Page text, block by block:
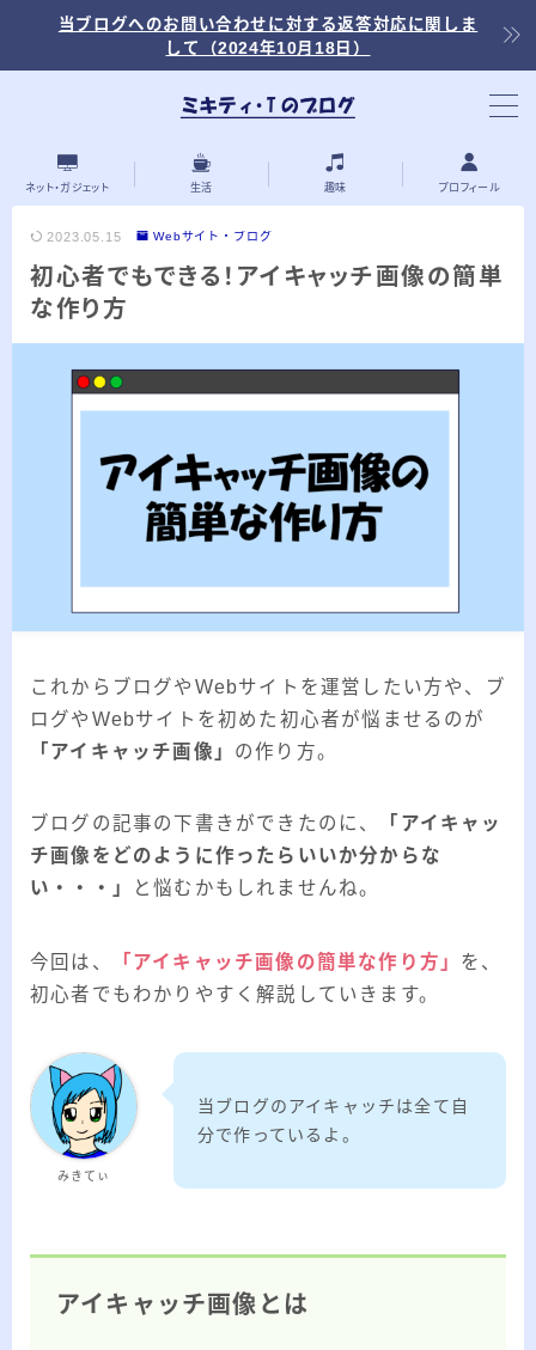
当ブログへのお問い合わせに対する返答対応に関しま
して（2024年10月18日）
最近の投稿
「浅羽ビオトープ」で野鳥観察 ～2026年
3月～
2026.03.30
「秋ヶ瀬公園」春の野鳥観察 ～2026年3
月～
2026.03.08
「見沼自然公園」で野鳥観察 ～2026年3
2026年の「川島町の白鳥」初撮り
カテゴリー
アーカイブ
ー
カ
イ
RSS
プロフィール
ネット・ガジェット 生活 趣味 プロフィール
2023.05.15 Webサイト・ブログ
初心者でもできる！アイキャッチ画像の簡単
な作り方
これからブログやWebサイトを運営したい方や、ブ
ログやWebサイトを初めた初心者が悩ませるのが
「アイキャッチ画像」 の作り方。
ブログの記事の下書きができたのに、
「アイキャッ
チ画像をどのように作ったらいいか分からな
い・・・」
と悩むかもしれませんね。
今回は、 「アイキャッチ画像の簡単な作り方」 を、
初心者でもわかりやすく解説していきます。
みきてぃ
当ブログのアイキャッチは全て自
分で作っているよ。
アイキャッチ画像とは